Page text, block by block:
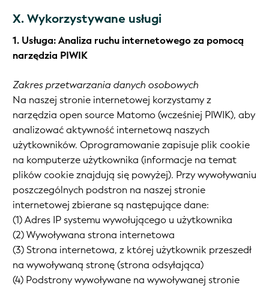
X. Wykorzystywane usługi
1. Usługa: Analiza ruchu internetowego za pomocą
narzędzia PIWIK
Zakres przetwarzania danych osobowych
Na naszej stronie internetowej korzystamy z
narzędzia open source Matomo (wcześniej PIWIK), aby
analizować aktywność internetową naszych
użytkowników. Oprogramowanie zapisuje plik cookie
na komputerze użytkownika (informacje na temat
plików cookie znajdują się powyżej). Przy wywoływaniu
poszczególnych podstron na naszej stronie
internetowej zbierane są następujące dane:
(1) Adres IP systemu wywołującego u użytkownika
(2) Wywoływana strona internetowa
(3) Strona internetowa, z której użytkownik przeszedł
na wywoływaną stronę (strona odsyłająca)
(4) Podstrony wywoływane na wywoływanej stronie